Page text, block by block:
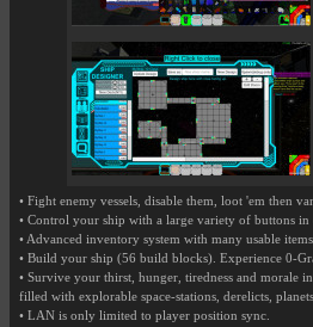
• Fight enemy vessels, disable them, loot 'em then
• Control your ship with a large variety of buttons in
• Advanced inventory system with many usable
• Build your ship (56 build blocks). Experience 0-
• Survive your thirst, hunger, tiredness and morale
filled with explorable space-stations, derelicts,
• LAN is only limited to player position sync.